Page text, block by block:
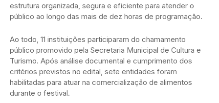
estrutura organizada, segura e eficiente para atender o
público ao longo das mais de dez horas de programação.
Ao todo, 11 instituições participaram do chamamento
público promovido pela Secretaria Municipal de Cultura e
Turismo. Após análise documental e cumprimento dos
critérios previstos no edital, sete entidades foram
habilitadas para atuar na comercialização de alimentos
durante o festival.